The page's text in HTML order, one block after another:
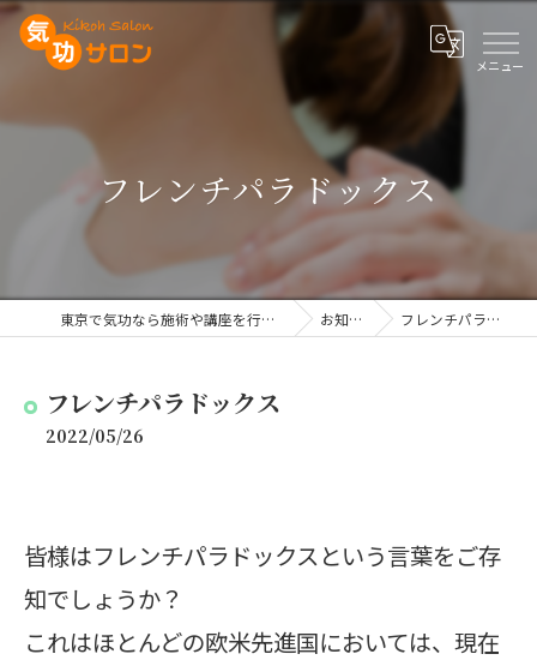
フレンチパラドックス
東京で気功なら施術や講座を行う気功サロン お知らせ フレンチパラドックス
フレンチパラドックス
2022/05/26
皆様はフレンチパラドックスという言葉をご存
知でしょうか？
これはほとんどの欧米先進国においては、現在